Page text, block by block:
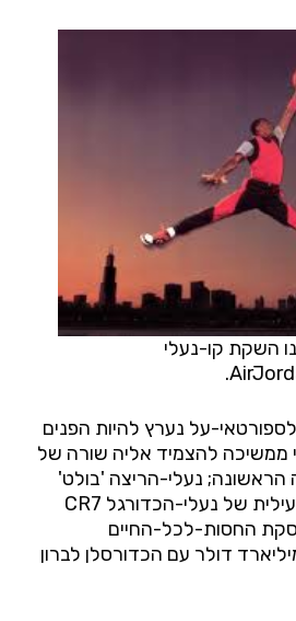
השקת קו-נעלי
על נערץ להיות הפנים
ממשיכה להצמיד אליה שורה של
הראשונה; נעלי-הריצה 'בולט'
(אוסיין בולט), סדרת העילית של נעלי-הכדורגל CR7
החסות-לכל-החיים
דולר עם הכדורסלן לברון